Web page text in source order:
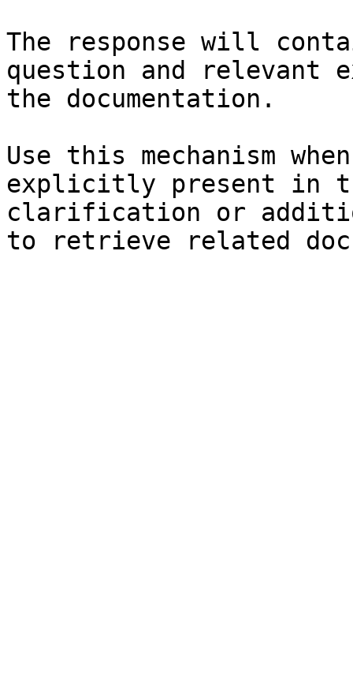
The response will
question and relevant
the documentation.
Use this mechanism
explicitly present in
clarification or